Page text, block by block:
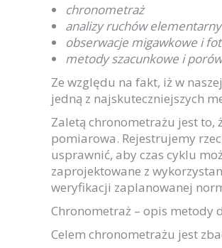
chronometraż
analizy ruchów
obserwacje migawkowe i
metody szacunkowe i
Ze względu na fakt, iż w
jedną z najskuteczniejszych
Zaletą chronometrażu jest to,
pomiarowa. Rejestrujemy
usprawnić, aby czas cyklu
zaprojektowane z
weryfikacji zaplanowanej
Chronometraż – opis metody
Celem chronometrażu jest